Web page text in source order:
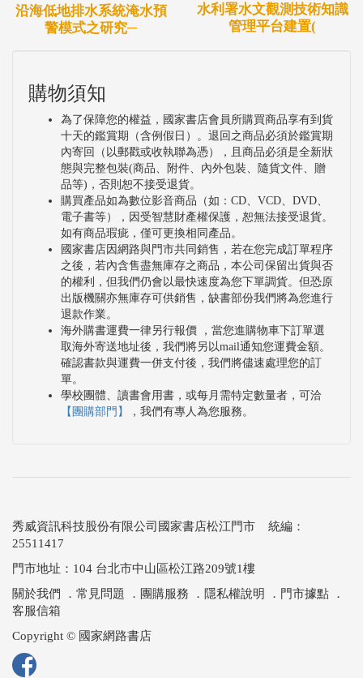
沿海低地排水系統淹水預
警模式之研究─
水利署水文觀測技術知識
管理平台建置(
購物須知
為了保障您的權益，國家書店會員所購買商品享有到貨
十天的鑑賞期（含例假日）。退回之商品必須於鑑賞期
內寄回（以郵戳或收執聯為憑），且商品必須是全新狀
態與完整包裝(商品、附件、內外包裝、隨貨文件、贈
品等)，否則恕不接受退貨。
購買產品如為數位影音商品（如：CD、VCD、DVD、
電子書等），因受智慧財產權保護，恕無法接受退貨。
如有商品瑕疵，僅可更換相同產品。
國家書店因網路與門市共同銷售，若在您完成訂單程序
之後，若內含售盡無庫存之商品，本公司保留出貨與否
的權利，但我們仍會以最快速度為您下單調貨。但恐原
出版機關亦無庫存可供銷售，缺書部份我們將為您進行
退款作業。
海外購書運費一律另行報價 ，當您進購物車下訂單選
取海外寄送地址後，我們將另以mail通知您運費金額。
確認書款與運費一併支付後，我們將儘速處理您的訂
單。
學校團體、讀書會用書，或每月需特定數量者，可洽
【團購部門】
，我們有專人為您服務。
秀威資訊科技股份有限公司國家書店松江門市 統編：
25511417
門市地址：104 台北市中山區松江路209號1樓
關於我們
． 常見問題 ． 團購服務 ． 隱私權說明 ． 門市據點 ．
客服信箱
Copyright © 國家網路書店